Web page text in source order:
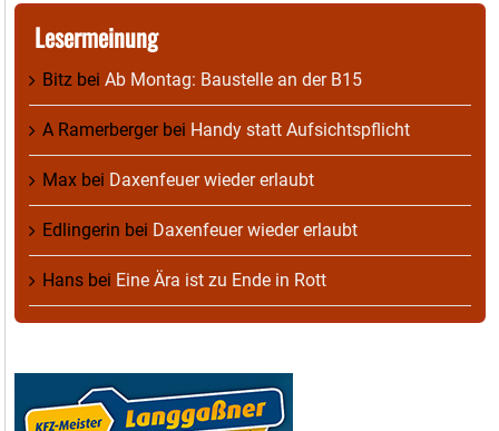
Lesermeinung
Bitz bei Ab Montag: Baustelle an der B15
A Ramerbergerbei Handy statt Aufsichtspflicht
Max bei Daxenfeuer wieder erlaubt
Edlingerin bei Daxenfeuer wieder erlaubt
Hans bei Eine Ära ist zu Ende in Rott